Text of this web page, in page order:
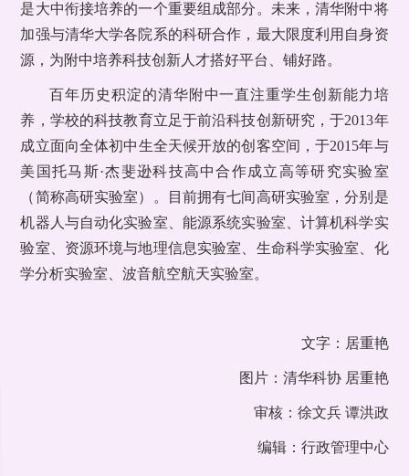
是大中衔接培养的一个重要组成部分。未来，清华附中将
加强与清华大学各院系的科研合作，最大限度利用自身资
源，为附中培养科技创新人才搭好平台、铺好路。
百年历史积淀的清华附中一直注重学生创新能力培
养，学校的科技教育立足于前沿科技创新研究，于2013年
成立面向全体初中生全天候开放的创客空间，于2015年与
美国托马斯·杰斐逊科技高中合作成立高等研究实验室
（简称高研实验室）。目前拥有七间高研实验室，分别是
机器人与自动化实验室、能源系统实验室、计算机科学实
验室、资源环境与地理信息实验室、生命科学实验室、化
学分析实验室、波音航空航天实验室。
文字：居重艳
图片：清华科协 居重艳
审核：徐文兵 谭洪政
编辑：行政管理中心